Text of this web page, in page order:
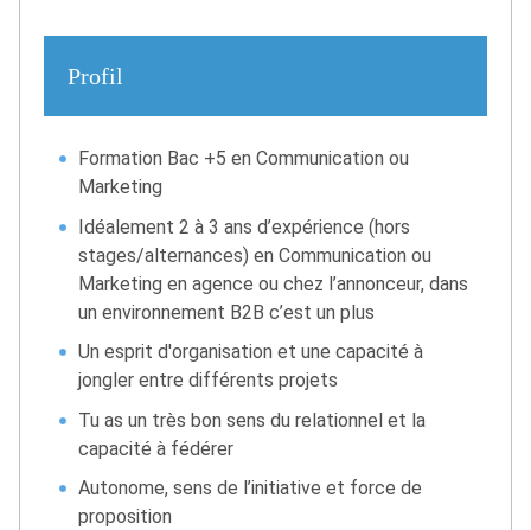
Profil
Formation Bac +5 en Communication ou
Marketing
Idéalement 2 à 3 ans d’expérience (hors
stages/alternances) en Communication ou
Marketing en agence ou chez l’annonceur, dans
un environnement B2B c’est un plus
Un esprit d'organisation et une capacité à
jongler entre différents projets
Tu as un très bon sens du relationnel et la
capacité à fédérer
Autonome, sens de l’initiative et force de
proposition